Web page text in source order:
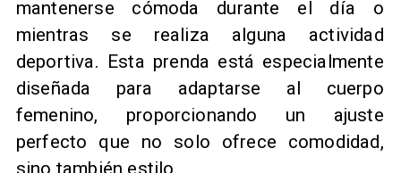
mantenerse cómoda durante el día o
mientras se realiza alguna actividad
deportiva. Esta prenda está especialmente
diseñada para adaptarse al cuerpo
femenino, proporcionando un ajuste
perfecto que no solo ofrece comodidad,